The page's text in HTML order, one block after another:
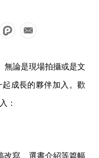
無論是現場拍攝或是文
成長的夥伴加入。歡
：
改寫、選書介紹等篇幅